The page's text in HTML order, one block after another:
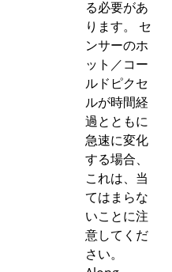
る必要があ
ります。 セ
ンサーのホ
ット／コー
ルドピクセ
ルが時間経
過とともに
急速に変化
する場合、
これは、当
てはまらな
いことに注
意してくだ
さい。